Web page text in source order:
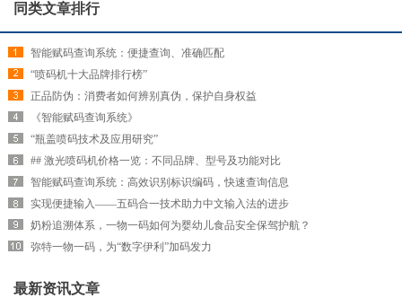
同类文章排行
智能赋码查询系统：便捷查询、准确匹配
“喷码机十大品牌排行榜”
正品防伪：消费者如何辨别真伪，保护自身权益
《智能赋码查询系统》
“瓶盖喷码技术及应用研究”
## 激光喷码机价格一览：不同品牌、型号及功能对比
智能赋码查询系统：高效识别标识编码，快速查询信息
实现便捷输入——五码合一技术助力中文输入法的进步
奶粉追溯体系，一物一码如何为婴幼儿食品安全保驾护航？
弥特一物一码，为“数字伊利”加码发力
最新资讯文章